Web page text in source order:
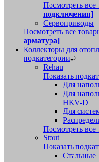
Посмотреть все
подключения]
Сервоприводы
Посмотреть все
арматура]
Коллекторы для
подкатегории
Rehau
Показать
Для
Для
HKV-D
Для
Посмотреть все
Stout
Показать
Стальные